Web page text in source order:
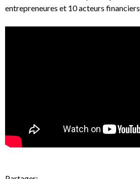
entrepreneures et 10 acteurs financiers.